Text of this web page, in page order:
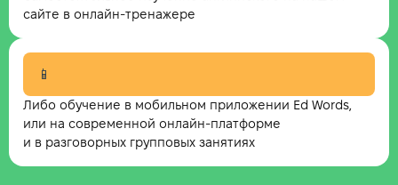
сайте в онлайн-тренажере
📱
Либо обучение в мобильном приложении Ed Words,
или на современной онлайн-платформе
и в разговорных групповых занятиях